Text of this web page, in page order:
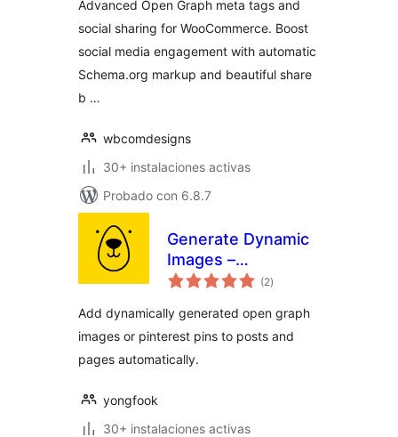
Advanced Open Graph meta tags and
social sharing for WooCommerce. Boost
social media engagement with automatic
Schema.org markup and beautiful share
b …
wbcomdesigns
30+ instalaciones activas
Probado con 6.8.7
Generate Dynamic
Images –
Bannerbear (2total
de
)
Add dynamically generated open graph
images or pinterest pins to posts and
pages automatically.
yongfook
30+ instalaciones activas